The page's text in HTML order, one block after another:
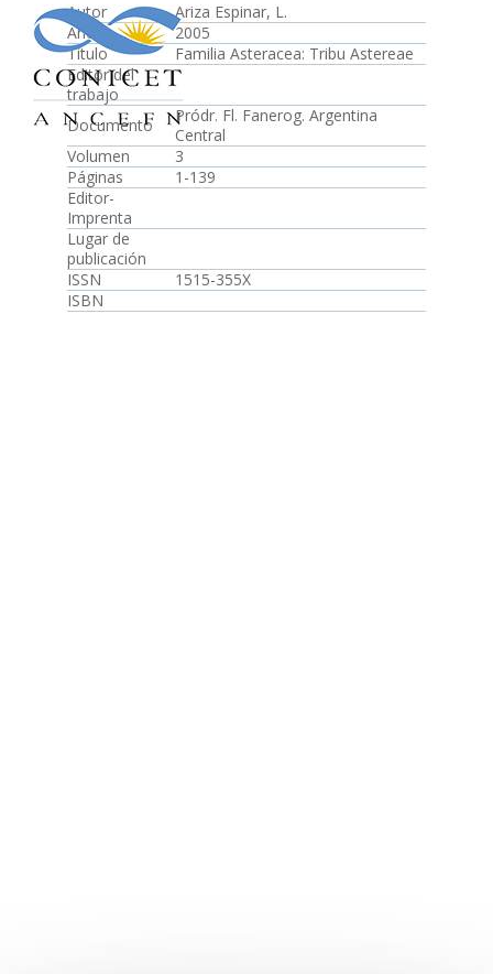
Autor
Ariza Espinar, L.
Año
2005
Título
Familia Asteracea: Tribu Astereae
Editor del
trabajo
Documento
Pródr. Fl. Fanerog. Argentina
Central
Volumen
3
Páginas
1-139
Editor-
Imprenta
Lugar de
publicación
ISSN
1515-355X
ISBN